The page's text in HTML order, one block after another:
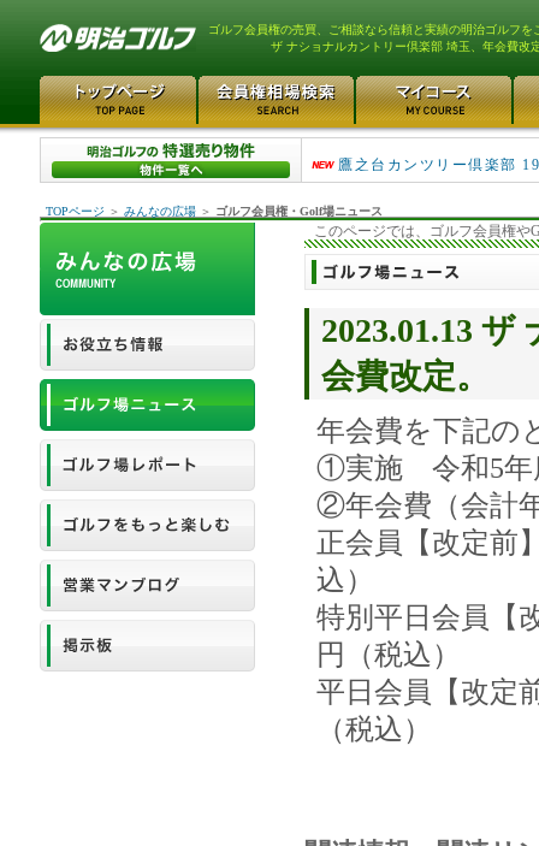
ゴルフ会員権の売買、ご相談なら信頼と実績の明治ゴルフを
ザ ナショナルカントリー倶楽部 埼玉、年会費改
川越カントリークラブ
鷹之台カンツリー倶楽部
TOPページ ＞ みんなの広場 ＞ ゴルフ会員権・Golf場ニュース
このページでは、ゴルフ会員権や
2023.01.13
会費改定。
年会費を下記の
①実施 令和5年
②年会費（会計
正会員【改定前
込）
特別平日会員【
円（税込）
平日会員【改定
（税込）